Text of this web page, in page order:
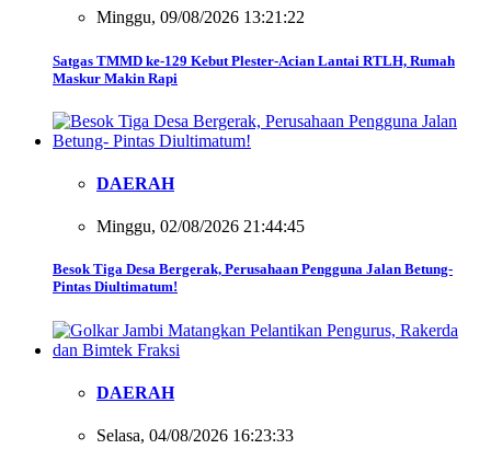
Minggu, 09/08/2026 13:21:22
Satgas TMMD ke-129 Kebut Plester-Acian Lantai RTLH, Rumah
Maskur Makin Rapi
DAERAH
Minggu, 02/08/2026 21:44:45
Besok Tiga Desa Bergerak, Perusahaan Pengguna Jalan Betung-
Pintas Diultimatum!
DAERAH
Selasa, 04/08/2026 16:23:33